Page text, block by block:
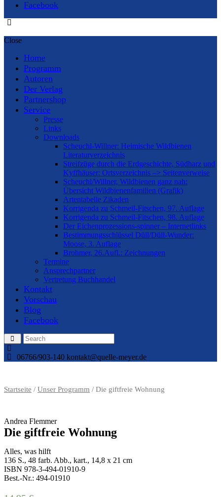
Facebook
Close
Home
Programm
Autoren
Der Verlag
Partnershop
Service
Presse
Links
Downloads
Scheuchl-Willner: Heimische Wildbienen
Literaturverzeichnis
Streifzüge durch die Erdgeschichte, Südharz und
Kyffhäuser: Ortsverzeichnis –> Seitenverweise
Scheuchl/Willner, Wildbienen ganz nah:
Übersicht Wildbienenfamilien (Grafik)
Artentabelle Zikaden
Korrigenda zu Schmeil-Fitschen, 97. Auflage
Korrigenda zu Schmeil-Fitschen, 98. Auflage
Der Eichenprozessions-spinner – Internetlinks
Bestimmungsschlüssel Düll/Düll-Wunder:
Moose, 3. Auflage
Brohmer, 26.Aufl.: Zeichnungen
Termine
Ansprechpartner
Vertretung Buchhandel
Kontakt
Vorschau
Blog
Facebook
06766/903-140 kontakt@quelle-meyer.de
Startseite / Unser Programm / Die giftfreie Wohnung
Andrea Flemmer
Die giftfreie Wohnung
Alles, was hilft
136 S., 48 farb. Abb., kart., 14,8 x 21 cm
ISBN 978-3-494-01910-9
Best.-Nr.: 494-01910